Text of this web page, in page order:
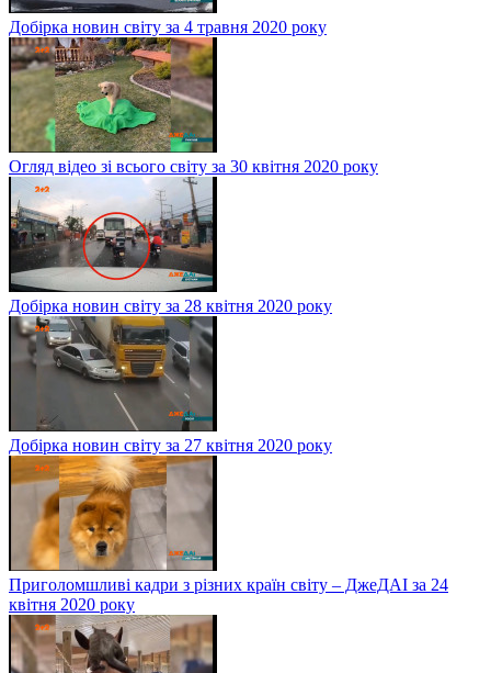
Добірка новин світу за 4 травня 2020 року
Огляд відео зі всього світу за 30 квітня 2020 року
Добірка новин світу за 28 квітня 2020 року
Добірка новин світу за 27 квітня 2020 року
Приголомшливі кадри з різних країн світу – ДжеДАІ за 24
квітня 2020 року